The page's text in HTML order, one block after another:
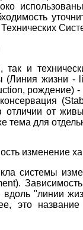
и
жизни -
рождение)
от
тема для
изменение
системы
вдоль "линии
это